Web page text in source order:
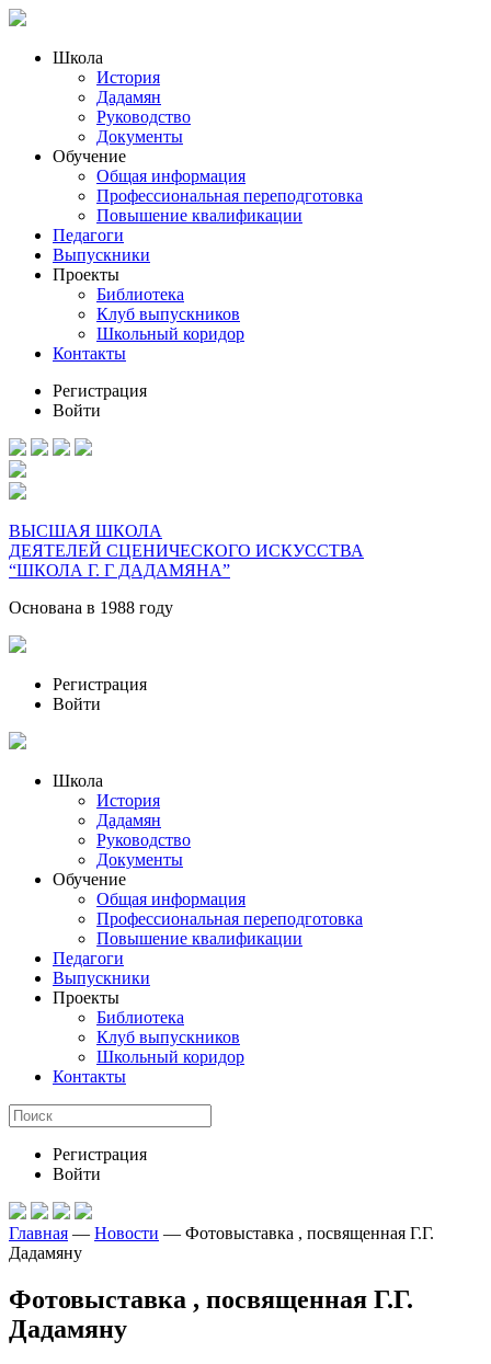
Школа
История
Дадамян
Руководство
Документы
Обучение
Общая информация
Профессиональная переподготовка
Повышение квалификации
Педагоги
Выпускники
Проекты
Библиотека
Клуб выпускников
Школьный коридор
Контакты
Регистрация
Войти
ВЫСШАЯ ШКОЛА
ДЕЯТЕЛЕЙ СЦЕНИЧЕСКОГО ИСКУССТВА
“ШКОЛА Г. Г ДАДАМЯНА”
Основана в 1988 году
Регистрация
Войти
Школа
История
Дадамян
Руководство
Документы
Обучение
Общая информация
Профессиональная переподготовка
Повышение квалификации
Педагоги
Выпускники
Проекты
Библиотека
Клуб выпускников
Школьный коридор
Контакты
Регистрация
Войти
Главная — Новости — Фотовыставка , посвященная Г.Г.
Дадамяну
Фотовыставка , посвященная Г.Г.
Дадамяну